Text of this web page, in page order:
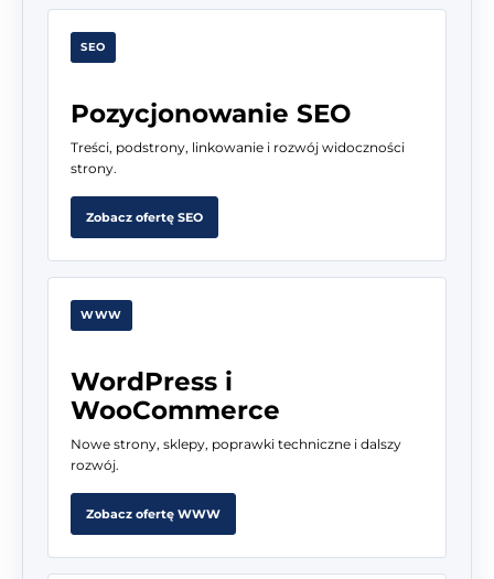
SEO
Pozycjonowanie SEO
Treści, podstrony, linkowanie i rozwój widoczności
strony.
Zobacz ofertę SEO
WWW
WordPress i
WooCommerce
Nowe strony, sklepy, poprawki techniczne i dalszy
rozwój.
Zobacz ofertę WWW